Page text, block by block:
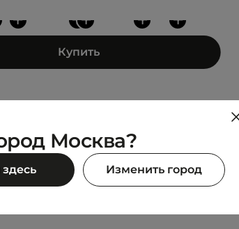
+
+
+ + +
Купить
ANTA
Concave-convex
Москва?
Изменить город